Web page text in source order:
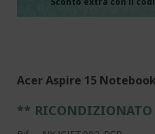
Acer Aspire 15
**